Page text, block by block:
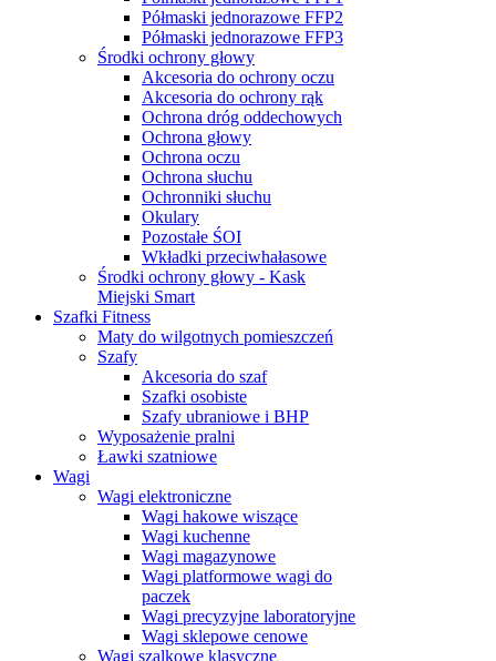
Półmaski jednorazowe FFP2
Półmaski jednorazowe FFP3
Środki ochrony głowy
Akcesoria do ochrony oczu
Akcesoria do ochrony rąk
Ochrona dróg oddechowych
Ochrona głowy
Ochrona oczu
Ochrona słuchu
Ochronniki słuchu
Okulary
Pozostałe ŚOI
Wkładki przeciwhałasowe
Środki ochrony głowy - Kask
Miejski Smart
Szafki Fitness
Maty do wilgotnych pomieszczeń
Szafy
Akcesoria do szaf
Szafki osobiste
Szafy ubraniowe i BHP
Wyposażenie pralni
Ławki szatniowe
Wagi
Wagi elektroniczne
Wagi hakowe wiszące
Wagi kuchenne
Wagi magazynowe
Wagi platformowe wagi do
paczek
Wagi precyzyjne laboratoryjne
Wagi sklepowe cenowe
Wagi szalkowe klasyczne